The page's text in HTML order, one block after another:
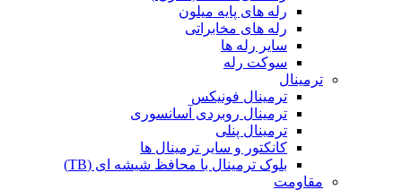
رله های پایه میلون
رله های مخابراتی
سایر رله ها
سوکت رله
ترمینال
ترمینال فونیکس
ترمینال روبردی آسانسوری
ترمینال پنلی
کانکتور و سایر ترمینال ها
بلوک ترمینال با محافظ شیشه ای (TB)
مقاومت